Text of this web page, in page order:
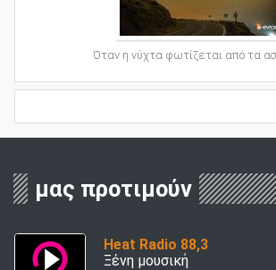
Όταν η νύχτα φωτίζεται από τα
μας προτιμούν
Heat Radio 88,3
Ξένη μουσική